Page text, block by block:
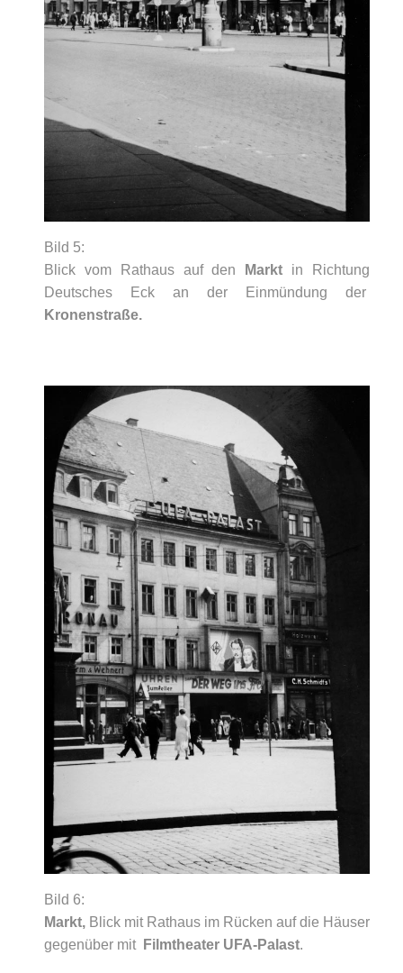
Bild 5:
Blick vom Rathaus auf den
Markt in Richtung
Deutsches Eck an der Einmündung der
Kronenstraße.
Bild 6:
Markt, Blick mit Rathaus im Rücken auf die Häuser
gegenüber mit
Filmtheater UFA-Palast.